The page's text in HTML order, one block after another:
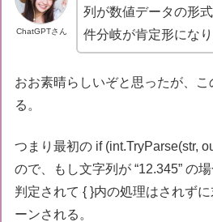
        {
return result;
return -1
;
ChatGPTさん
列が数値データの形
件分岐が肯定形になり
おお素晴らしいぞと思ったが、
る。
つまり最初の if (int.TryParse(str,
ので、もし文字列が “12.345” の
判定されて { }内の処理はされず
ーンされる。